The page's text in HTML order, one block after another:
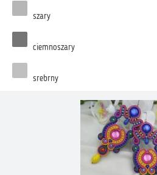
szary
ciemnoszary
srebrny